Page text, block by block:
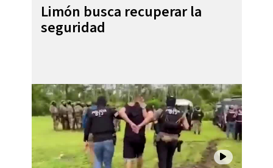
Limón busca recuperar la
seguridad